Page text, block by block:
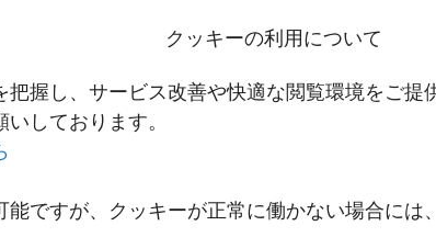
クッキーの利用について
握し、サービス改善や快適な閲覧環境をご提
しております。
ですが、クッキーが正常に働かない場合に
ター一覧
物流関係用語集（一覧・詳細）
インコタームズ
約款・掲示事項
メールマガジン登録